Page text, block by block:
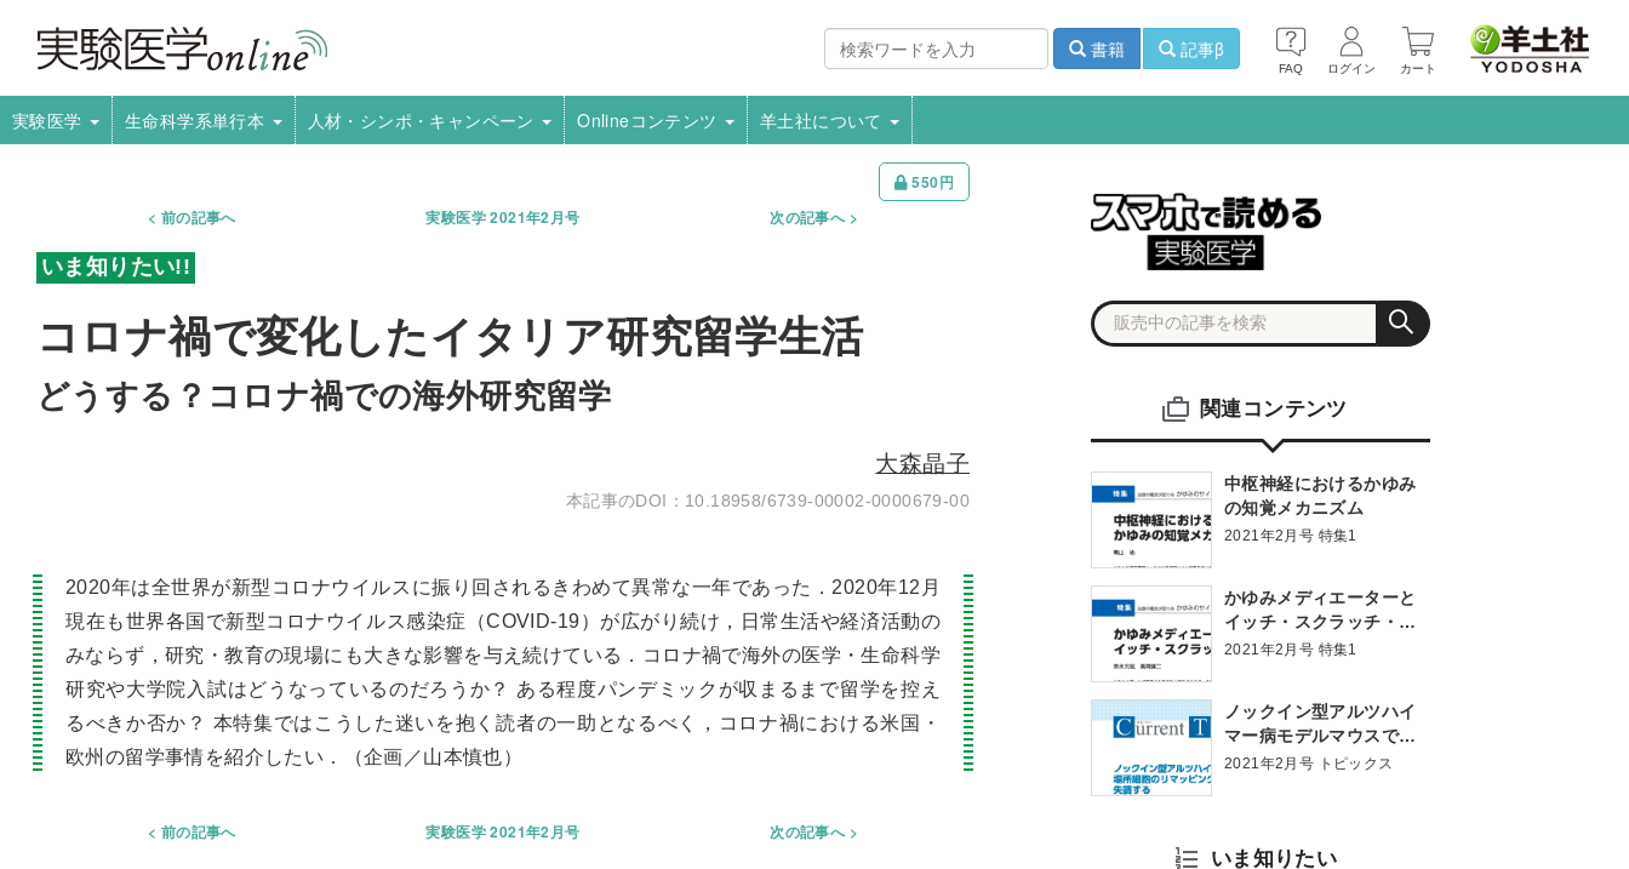
FAQ ログイン カート
書籍 記事β
実験医学 生命科学系単行本 人材・シンポ・キャンペーン Onlineコンテンツ 羊土社について
550円
前の記事へ
実験医学 2021年2月号 次の記事へ
コロナ禍で変化したイタリア研究留学生活
どうする？コロナ禍での海外研究留学
大森晶子
10.18958/6739-00002-0000679-00
2020年は全世界が新型コロナウイルスに振り回されるきわめて異常な一年であった．2020年12月
現在も世界各国で新型コロナウイルス感染症（COVID-19）が広がり続け，日常生活や経済活動の
みならず，研究・教育の現場にも大きな影響を与え続けている．コロナ禍で海外の医学・生命科学
研究や大学院入試はどうなっているのだろうか？ ある程度パンデミックが収まるまで留学を控え
るべきか否か？ 本特集ではこうした迷いを抱く読者の一助となるべく，コロナ禍における米国・
欧州の留学事情を紹介したい．（企画／山本慎也）
前の記事へ 実験医学 2021年2月号 次の記事へ
関連コンテンツ
中枢神経におけるかゆみ
の知覚メカニズム
2021年2月号 特集1
かゆみメディエーターと
イッチ・スクラッチ・サ
イクル
2021年2月号 特集1
ノックイン型アルツハイ
マー病モデルマウスで
は，場所細胞のリマッピ
2021年2月号 トピックス
いま知りたい